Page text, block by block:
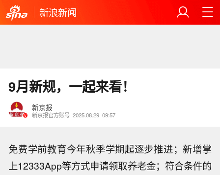
新浪新闻
9月新规，一起来看！
新京报
新京报官方账号 2025.08.29 09:57
免费学前教育今年秋季学期起逐步推进；新增掌
上12333App等方式申请领取养老金；符合条件的